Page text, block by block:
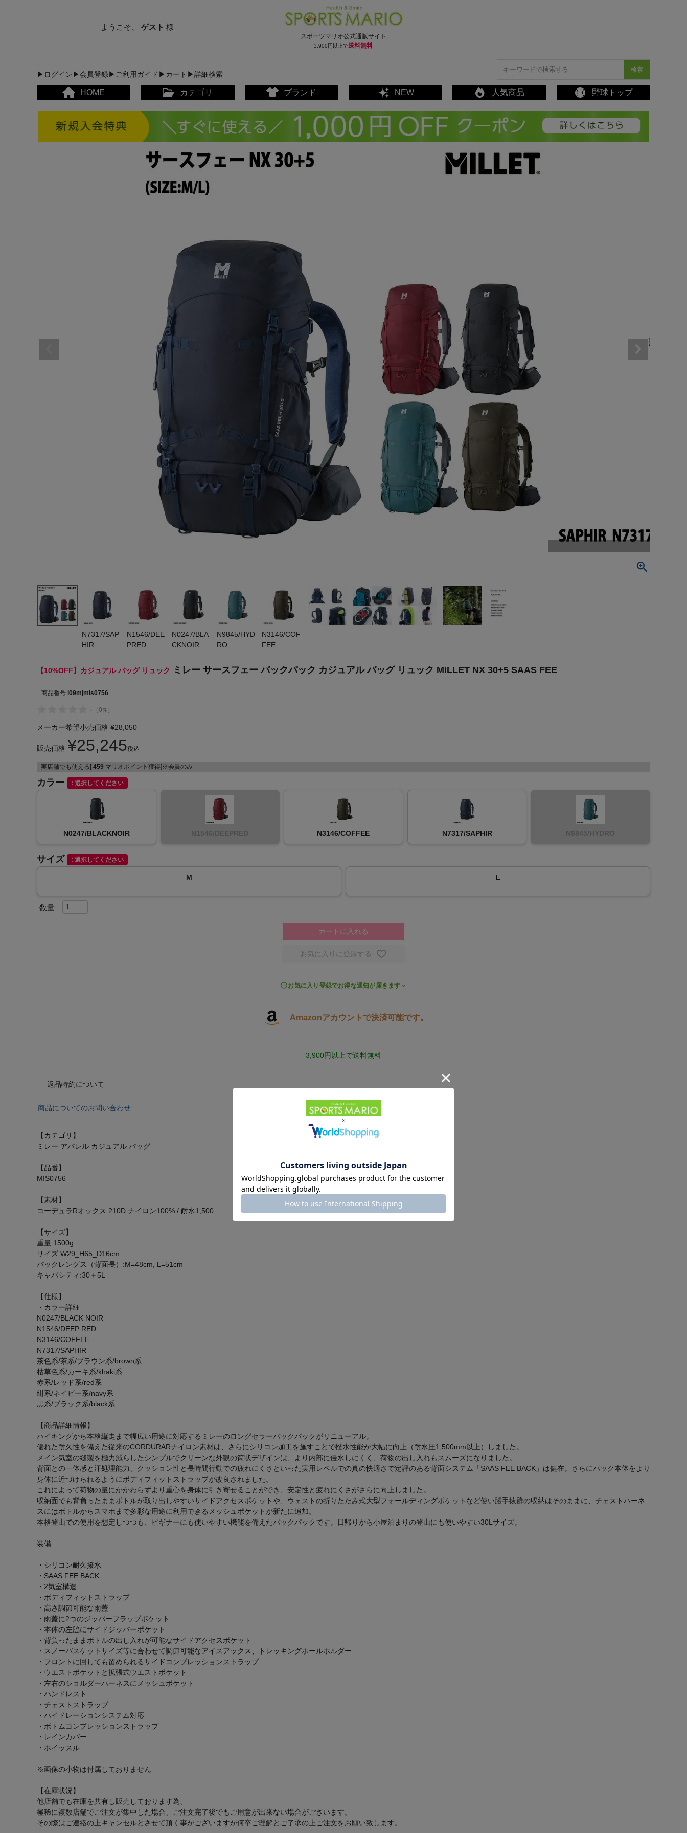
スポーツマリオ公式通販サイト
3,900円以上で送料無料
ようこそ、 ゲスト様
▶ログイン▶会員登録▶ご利用ガイド ▶カート ▶詳細検索
検索
HOME カテゴリ
メンズカジュアルウェア
レディーススポーツウェア
スポーツシューズ
メンズシューズ･スニーカー
レディースシューズ･スニーカー
サンダル･シューズその他
アウトドア 登山
キャップ･ハット･ニット
全てのカテゴリを見る
ヨガ
キャンプ・フェス
プレゼント
子育て
全てのシーンを見る
ブランド NEW 人気商品 野球トップ
N7317/SAP
HIR
N1546/DEE
PRED
N0247/BLA
CKNOIR
N9845/HYD
RO
N3146/COF
FEE
【10%OFF】カジュアル バッグ リュック ミレー サースフェー バックパック カジュアル バッグ リュック MILLET NX 30+5 SAAS FEE
商品番号 i09mjmis0756
- （0件 ）
メーカー希望小売価格 ¥28,050
販売価格 ¥25,245税込
実店舗でも使える[ 459 マリオポイント獲得]※会員のみ
カラー 選択してください
N0247/BLACKNOIR N1546/DEEPRED N3146/COFFEE N7317/SAPHIR N9845/HYDRO
サイズ 選択してください
M L
カートに入れる
お気に入りに登録する
お気に入り登録でお得な通知が届きます
Amazonアカウントで決済可能です。
3,900円以上で送料無料
返品特約について
商品についてのお問い合わせ
【カテゴリ】
ミレー アパレル カジュアル バッグ
【品番】
MIS0756
【素材】
コーデュラRオックス 210D ナイロン100% / 耐水1,500
【サイズ】
重量:1500g
サイズ:W29_H65_D16cm
バックレングス（背面長）:M=48cm, L=51cm
キャパシティ:30＋5L
【仕様】
・カラー詳細
N0247/BLACK NOIR
N1546/DEEP RED
N3146/COFFEE
N7317/SAPHIR
茶色系/茶系/ブラウン系/brown系
枯草色系/カーキ系/khaki系
赤系/レッド系/red系
紺系/ネイビー系/navy系
黒系/ブラック系/black系
【商品詳細情報】
ハイキングから本格縦走まで幅広い用途に対応するミレーのロングセラーバックパックがリニューアル。
優れた耐久性を備えた従来のCORDURARナイロン素材は、さらにシリコン加工を施すことで撥水性能が大幅に向上（耐水圧1,500mm以上）しました。
メイン気室の縫製を極力減らしたシンプルでクリーンな外観の筒状デザインは、より内部に侵水しにくく、荷物の出し入れもスムーズになりました。
背面との一体感と汗処理能力、クッション性と長時間行動での疲れにくさといった実用レベルでの真の快適さで定評のある背面システム「SAAS FEE BACK」は健在。さらにパック本体をより
身体に近づけられるようにボディフィットストラップが改良されました。
これによって荷物の量にかかわらずより重心を身体に引き寄せることができ、安定性と疲れにくさがさらに向上しました。
収納面でも背負ったままボトルが取り出しやすいサイドアクセスポケットや、ウェストの折りたたみ式大型フォールディングポケットなど使い勝手抜群の収納はそのままに、チェストハーネ
スにはボトルからスマホまで多彩な用途に利用できるメッシュポケットが新たに追加。
本格登山での使用を想定しつつも、ビギナーにも使いやすい機能を備えたバックパックです。日帰りから小屋泊まりの登山にも使いやすい30Lサイズ。
装備
・シリコン耐久撥水
・SAAS FEE BACK
・2気室構造
・ボディフィットストラップ
・高さ調節可能な雨蓋
・雨蓋に2つのジッパーフラップポケット
・本体の左脇にサイドジッパーポケット
・背負ったままボトルの出し入れが可能なサイドアクセスポケット
・スノーバスケットサイズ等に合わせて調節可能なアイスアックス、トレッキングポールホルダー
・フロントに回しても留められるサイドコンプレッションストラップ
・ウエストポケットと拡張式ウエストポケット
・左右のショルダーハーネスにメッシュポケット
・ハンドレスト
・チェストストラップ
・ハイドレーションシステム対応
・ボトムコンプレッションストラップ
・レインカバー
・ホイッスル
※画像の小物は付属しておりません
【在庫状況】
他店舗でも在庫を共有し販売しております為、
極稀に複数店舗でご注文が集中した場合、ご注文完了後でもご用意が出来ない場合がございます。
その際はご連絡の上キャンセルとさせて頂く事がございますが何卒ご理解とご了承の上ご注文をお願い致します。